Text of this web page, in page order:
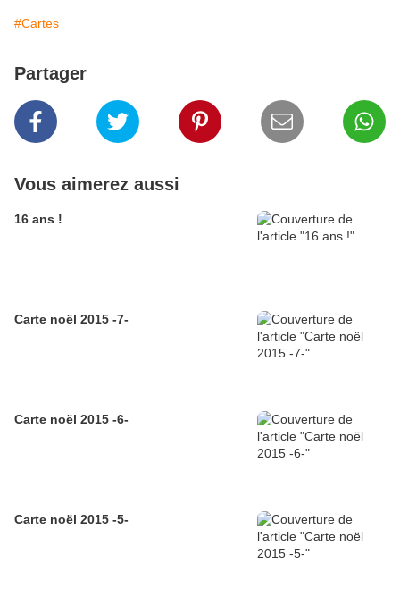
#Cartes
Partager
Vous aimerez aussi
16 ans !
Carte noël 2015 -7-
Carte noël 2015 -6-
Carte noël 2015 -5-